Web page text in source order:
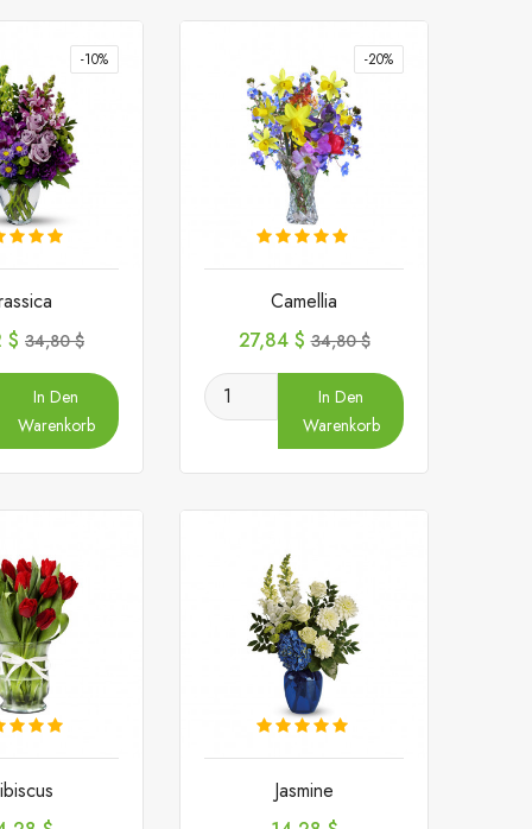
-10%
$ Verkaufspreis
34,80 $
In Den
Warenkorb
-20%
Camellia
Preis
27,84 $ Verkaufspreis
34,80 $
In Den
Warenkorb
Jasmine